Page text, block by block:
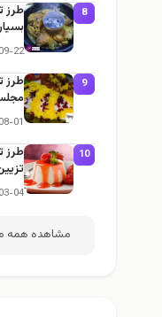
8
طرز
22
9
طرز
01
10
طرز
04
مشاهده همه